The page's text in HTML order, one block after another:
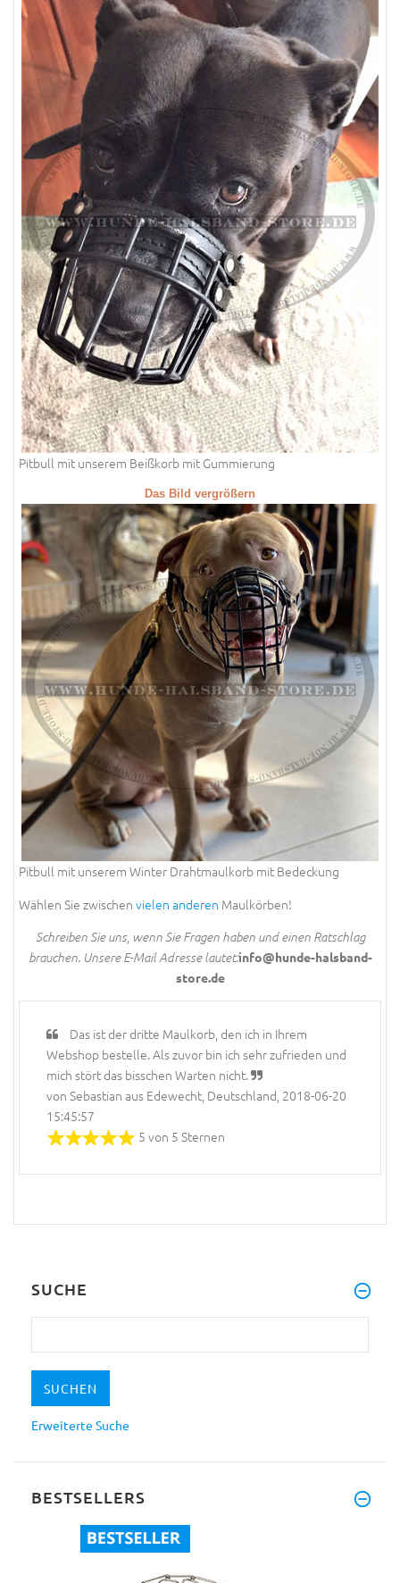
Pitbull mit unserem Beißkorb mit Gummierung
Das Bild vergrößern
Pitbull mit unserem Winter Drahtmaulkorb mit Bedeckung
Wählen Sie zwischen vielen anderen Maulkörben!
Schreiben Sie uns, wenn Sie Fragen haben und einen Ratschlag
brauchen. Unsere E-Mail Adresse lautet:info@hunde-halsband-
store.de
Das ist der dritte Maulkorb, den ich in Ihrem
Webshop bestelle. Als zuvor bin ich sehr zufrieden und
mich stört das bisschen Warten nicht.
von Sebastian aus Edewecht, Deutschland, 2018-06-20
15:45:57
5 von 5 Sternen
SUCHE
Erweiterte Suche
BESTSELLERS